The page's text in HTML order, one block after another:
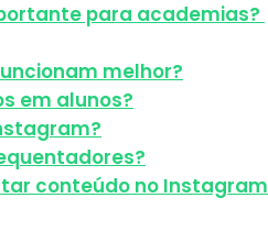
para academias?
melhor?
em alunos?
conteúdo no Instagram